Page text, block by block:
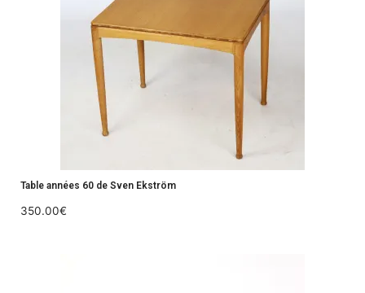
Table années 60 de Sven Ekström
350.00€